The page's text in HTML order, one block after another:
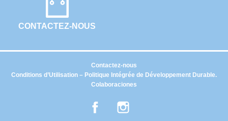
CONTACTEZ-NOUS
Conditions d’Utilisation – Politique Intégrée de Développement Durable.
Colaboraciones
Contactez-nous
Facebook